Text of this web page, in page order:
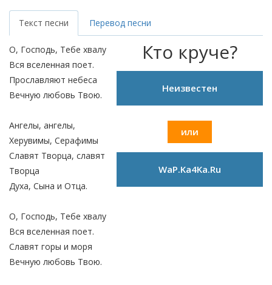
Текст песни Перевод песни
Кто круче?
Неизвестен
или
WaP.Ka4Ka.Ru
О, Господь, Тебе хвалу
Вся вселенная поет.
Прославляют небеса
Вечную любовь Твою.
Ангелы, ангелы,
Херувимы, Серафимы
Славят Творца, славят
Творца
Духа, Сына и Отца.
О, Господь, Тебе хвалу
Вся вселенная поет.
Славят горы и моря
Вечную любовь Твою.